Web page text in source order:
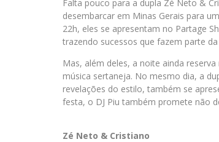
Falta pouco para a dupla Zé Neto &
desembarcar em Minas Gerais para
22h, eles se apresentam no Partage
trazendo sucessos que fazem parte da
Mas, além deles, a noite ainda
música sertaneja. No mesmo dia, a
revelações do estilo, também se
festa, o DJ Piu também promete não
Zé Neto & Cristiano